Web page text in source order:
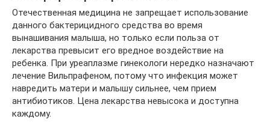
Отечественная медицина не запрещает использование
данного бактерицидного средства во время
вынашивания малыша, но только если польза от
лекарства превысит его вредное воздействие на
ребенка. При уреаплазме гинекологи нередко назначают
лечение Вильпрафеном, потому что инфекция может
навредить матери и малышу сильнее, чем прием
антибиотиков. Цена лекарства невысока и доступна
каждому.